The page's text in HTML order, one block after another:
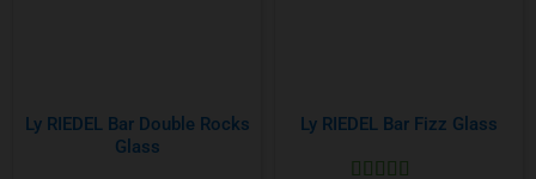
Ly RIEDEL Bar Double Rocks
Glass
Ly RIEDEL Bar Fizz Glass